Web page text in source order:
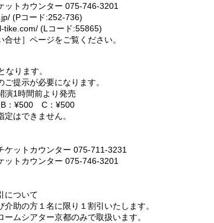
ットカウンター 075-746-3201
(Pコード:252-736)
tike.com/ (Lコード:55865)
せ］ページをご覧ください。
なります。
提示が必要になります。
演1時間前より発売
：¥500 C：¥500
はできません。
ケットカウンター 075-711-3231
ットカウンター 075-746-3201
について
助の方１名に限り１割引いたします。
ムシアター京都のみで取扱います。